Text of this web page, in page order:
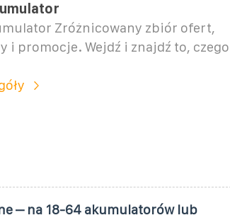
Zróżnicowany zbiór ofert,
i promocje. Wejdź i znajdź to, czego
– na 18-64 akumulatorów lub